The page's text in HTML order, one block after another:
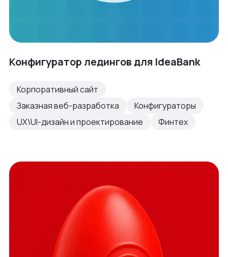
Конфигуратор ледингов для IdeaBank
Корпоративный сайт
Заказная веб-разработка
Конфигураторы
UX\UI-дизайн и проектирование
Финтех